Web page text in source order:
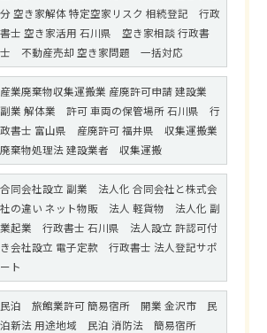
分 空き家解体 特定空家リスク 相続登記 行政
書士 空き家活用 石川県 空き家相談 行政書
士 不動産売却 空き家問題 一括対応
産業廃棄物収集運搬業 産廃許可申請 建設業
副業 解体業 許可 車両の保管場所 石川県 行
政書士 富山県 産廃許可 福井県 収集運搬業
廃棄物処理法 建設業者 収集運搬
合同会社設立 副業 法人化 合同会社と株式会
社の違い ネット物販 法人 軽貨物 法人化 副
業起業 行政書士 石川県 法人設立 許認可付
き会社設立 電子定款 行政書士 法人登記サポ
ート
民泊 旅館業許可 簡易宿所 開業 金沢市 民
泊新法 用途地域 民泊 消防法 簡易宿所